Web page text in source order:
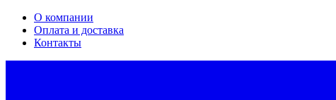
О компании
Оплата и доставка
Контакты